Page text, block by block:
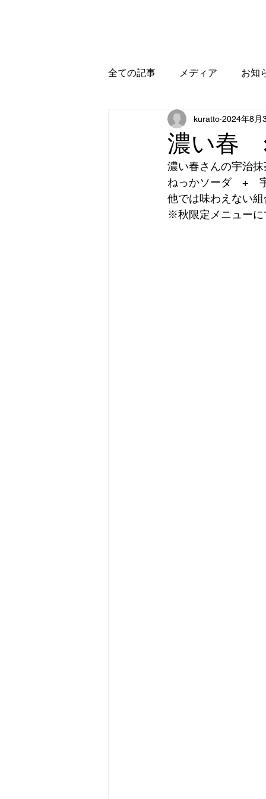
全ての記事 メディア お知
濃い春
kuratto 2024年8月
濃い春さんの宇治
ねっかソーダ　+　
他では味わえない
※秋限定メニューに